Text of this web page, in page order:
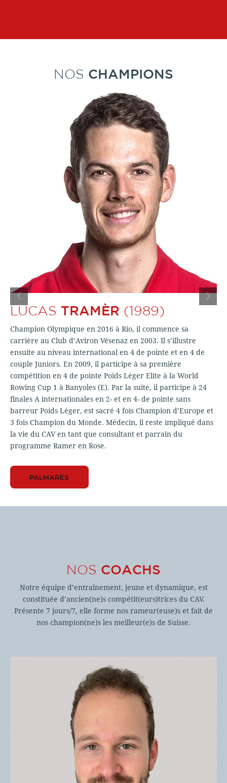
NOS CHAMPIONS
LUCAS TRAMÈR (1989)
Champion Olympique en 2016 à Rio, il commence sa
carrière au Club d’Aviron Vésenaz en 2003. Il s’illustre
ensuite au niveau international en 4 de pointe et en 4 de
couple Juniors. En 2009, il participe à sa première
compétition en 4 de pointe Poids Léger Elite à la World
Rowing Cup 1 à Banyoles (E). Par la suite, il participe à 24
finales A internationales en 2- et en 4- de pointe sans
barreur Poids Léger, est sacré 4 fois Champion d’Europe et
3 fois Champion du Monde. Médecin, il reste impliqué dans
la vie du CAV en tant que consultant et parrain du
programme Ramer en Rose.
PALMARÈS
NOS COACHS
Notre équipe d’entraînement, jeune et dynamique, est
constituée d’ancien(ne)s compétit(eurs)trices du CAV.
Présente 7 jours/7, elle forme nos rameur(euse)s et fait de
nos champion(ne)s les meilleur(e)s de Suisse.